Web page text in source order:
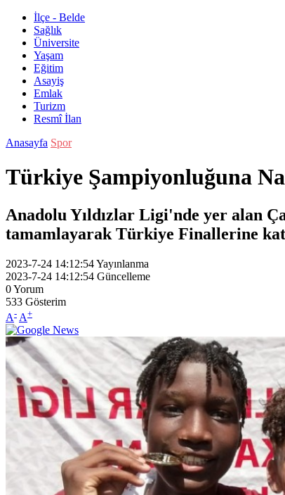
İlçe - Belde
Sağlık
Üniversite
Yaşam
Eğitim
Asayiş
Emlak
Turizm
Resmî İlan
Anasayfa Spor
Türkiye Şampiyonluğuna
Anadolu Yıldızlar Ligi'nde yer alan
tamamlayarak Türkiye Finallerine
2023-7-24 14:12:54Yayınlanma
2023-7-24 14:12:54 Güncelleme
0Yorum
533 Gösterim
A- A+